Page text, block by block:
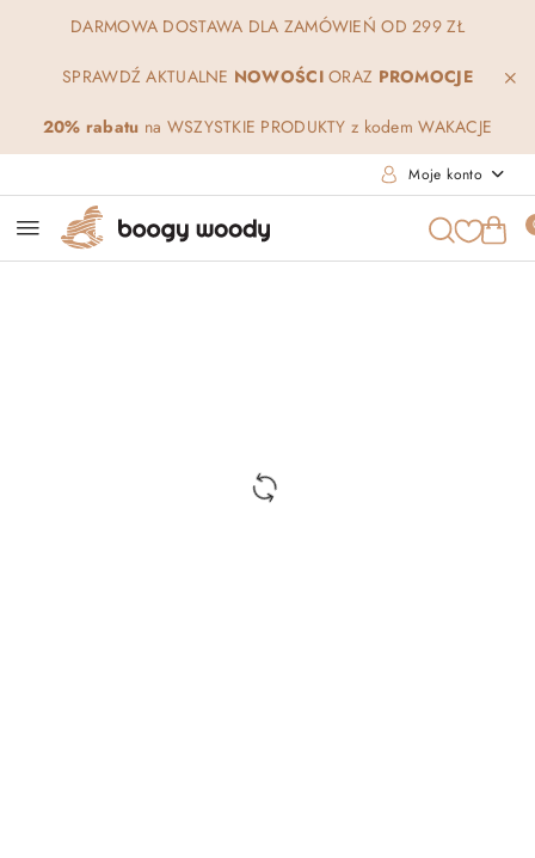
Przejdź do treści głównej
Przejdź do wyszukiwarki
Przejdź do moje konto
Przejdź do menu głównego
Przejdź do opisu produktu
Przejdź do stopki
DARMOWA DOSTAWA DLA ZAMÓWIEŃ OD 299 ZŁ
SPRAWDŹ AKTUALNE NOWOŚCIORAZ PROMOCJE
20% rabatu na WSZYSTKIE PRODUKTY z kodem WAKACJE
Moje konto